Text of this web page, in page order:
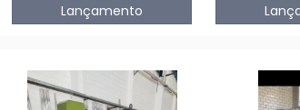
Lançamento